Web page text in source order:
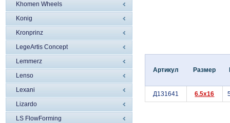
Khomen Wheels
Konig
Kronprinz
LegeArtis Concept
Lemmerz
Lenso
Lexani
Lizardo
LS FlowForming
Артикул Размер
Д131641 6.5x16